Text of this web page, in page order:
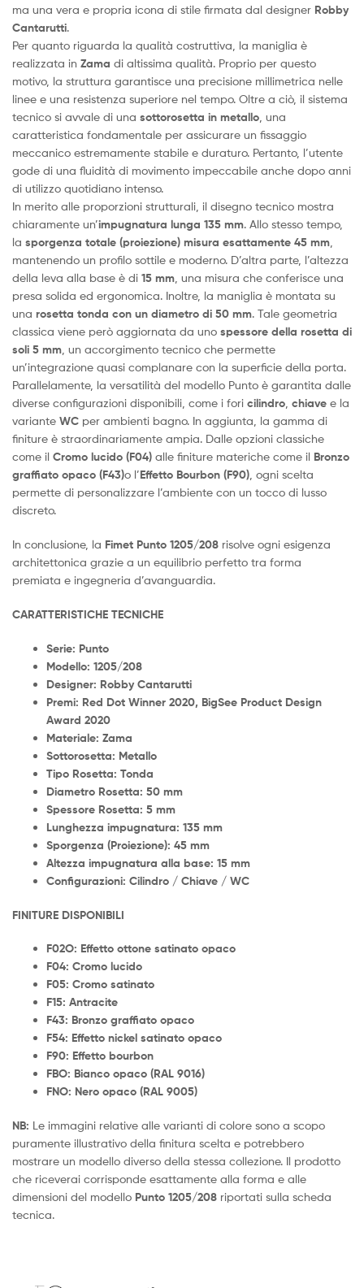
ma una vera e propria icona di stile firmata dal designer Robby
Cantarutti.
Per quanto riguarda la qualità costruttiva, la maniglia è
realizzata in Zama di altissima qualità. Proprio per questo
motivo, la struttura garantisce una precisione millimetrica nelle
linee e una resistenza superiore nel tempo. Oltre a ciò, il sistema
tecnico si avvale di una sottorosetta in metallo , una
caratteristica fondamentale per assicurare un fissaggio
meccanico estremamente stabile e duraturo. Pertanto, l’utente
gode di una fluidità di movimento impeccabile anche dopo anni
di utilizzo quotidiano intenso.
In merito alle proporzioni strutturali, il disegno tecnico mostra
chiaramente un’impugnatura lunga 135 mm. Allo stesso tempo,
la sporgenza totale (proiezione) misura esattamente 45 mm
mantenendo un profilo sottile e moderno. D’altra parte, l’altezza
della leva alla base è di 15 mm , una misura che conferisce una
presa solida ed ergonomica. Inoltre, la maniglia è montata su
una rosetta tonda con un diametro di 50 mm. Tale geometria
classica viene però aggiornata da uno spessore della rosetta di
soli 5 mm , un accorgimento tecnico che permette
un’integrazione quasi complanare con la superficie della porta.
Parallelamente, la versatilità del modello Punto è garantita dalle
diverse configurazioni disponibili, come i fori cilindro chiave e la
variante WC per ambienti bagno. In aggiunta, la gamma di
finiture è straordinariamente ampia. Dalle opzioni classiche
come il Cromo lucido (F04) alle finiture materiche come il Bronzo
graffiato opaco (F43)o l’Effetto Bourbon (F90) , ogni scelta
permette di personalizzare l’ambiente con un tocco di lusso
discreto.
In conclusione, la Fimet Punto 1205/208 risolve ogni esigenza
architettonica grazie a un equilibrio perfetto tra forma
premiata e ingegneria d’avanguardia.
CARATTERISTICHE TECNICHE
Serie: Punto
Modello: 1205/208
Designer: Robby Cantarutti
Premi: Red Dot Winner 2020, BigSee Product Design
Award 2020
Materiale: Zama
Sottorosetta: Metallo
Tipo Rosetta: Tonda
Diametro Rosetta: 50 mm
Spessore Rosetta: 5 mm
Lunghezza impugnatura: 135 mm
Sporgenza (Proiezione): 45 mm
Altezza impugnatura alla base: 15 mm
Configurazioni: Cilindro / Chiave / WC
FINITURE DISPONIBILI
F02O: Effetto ottone satinato opaco
F04: Cromo lucido
F05: Cromo satinato
F15: Antracite
F43: Bronzo graffiato opaco
F54: Effetto nickel satinato opaco
F90: Effetto bourbon
FBO: Bianco opaco (RAL 9016)
FNO: Nero opaco (RAL 9005)
NB: Le immagini relative alle varianti di colore sono a scopo
puramente illustrativo della finitura scelta e potrebbero
mostrare un modello diverso della stessa collezione. Il prodotto
che riceverai corrisponde esattamente alla forma e alle
dimensioni del modello Punto 1205/208 riportati sulla scheda
tecnica.